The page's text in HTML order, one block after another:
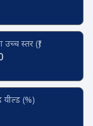
उच्च स्तर (₹)
यील्ड (%)